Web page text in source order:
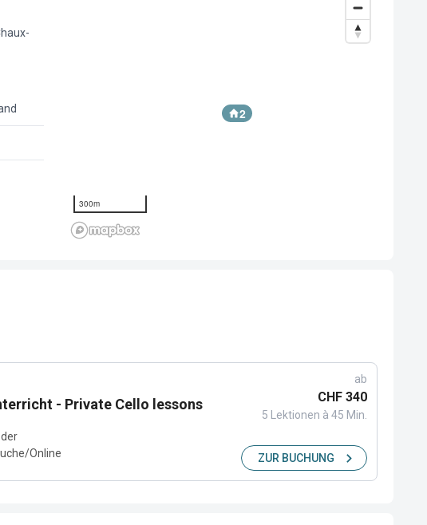
2
300m
- Private Cello lessons
Online
ab
CHF 340
5 Lektionen à 45 Min.
ZUR BUCHUNG